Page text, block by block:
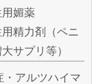
媚薬
用精力剤（ペニ
サプリ等）
・アルツハイマ